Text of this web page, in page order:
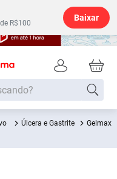
R$100
Baixar
Úlcera e Gastrite
Gelmax